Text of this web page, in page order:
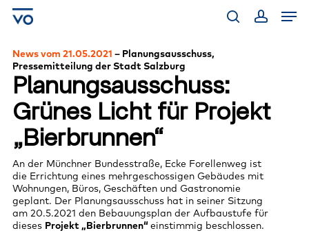
Skip
News vom 21.05.2021 – Planungsausschuss,
Pressemitteilung der Stadt Salzburg
Planungsausschuss:
Grünes Licht für Projekt
„Bierbrunnen“
An der Münchner Bundesstraße, Ecke Forellenweg ist
die Errichtung eines mehrgeschossigen Gebäudes mit
Wohnungen, Büros, Geschäften und Gastronomie
geplant. Der Planungsausschuss hat in seiner Sitzung
am 20.5.2021 den Bebauungsplan der Aufbaustufe für
dieses Projekt „Bierbrunnen“einstimmig beschlossen.